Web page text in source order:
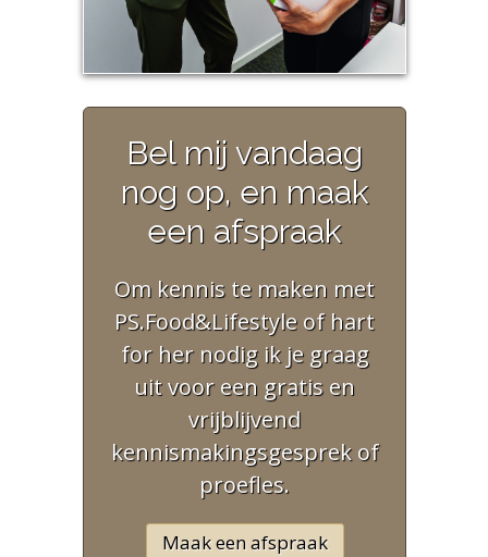
Bel mij vandaag
nog op, en maak
een afspraak
Om kennis te maken met
PS.Food&Lifestyle of hart
for her nodig ik je graag
uit voor een gratis en
vrijblijvend
kennismakingsgesprek of
proefles.
Maak een afspraak